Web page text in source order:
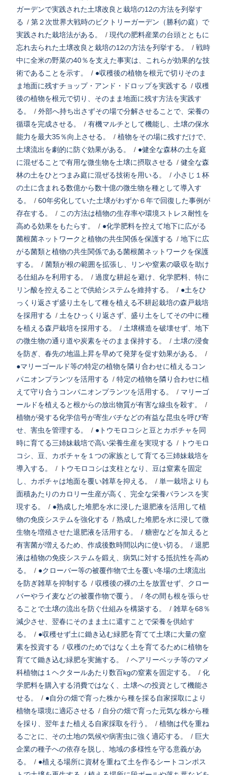
ガーデンで実践された土壌改良と栽培の12の方法を列挙す
る / 第２次世界大戦時のビクトリーガーデン（勝利の庭）で
実践された栽培法がある。
/ 現代の肥料産業の台頭とともに
忘れ去られた土壌改良と栽培の12の方法を列挙する。
/ 戦時
中に全米の野菜の40％を支えた事実は、これらが効果的な技
術であることを示す。
/ ●収穫後の植物を根元で切りそのま
ま地面に残すチョップ・アンド・ドロップを実践する / 収穫
後の植物を根元で切り、そのまま地面に残す方法を実践す
る。
/ 外部へ持ち出さずその場で分解させることで、栄養の
循環を完成させる。
/ 有機マルチとして機能し、土壌の保水
能力を最大35％向上させる。
/ 植物をその場に残すだけで、
土壌流出を劇的に防ぐ効果がある。
/ ●健全な森林の土を庭
に混ぜることで有用な微生物を土壌に摂取させる / 健全な森
林の土をひとつまみ庭に混ぜる技術を用いる。
/ 小さじ１杯
の土に含まれる数億から数十億の微生物を種として導入す
る。
/ 60年劣化していた土壌がわずか６年で回復した事例が
存在する。
/ この方法は植物の生存率や環境ストレス耐性を
高める効果をもたらす。
/ ●化学肥料を控えて地下に広がる
菌根菌ネットワークと植物の共生関係を保護する / 地下に広
がる菌類と植物の共生関係である菌根菌ネットワークを保護
する。
/ 菌類が根の範囲を拡張し、リンや窒素の吸収を助け
る仕組みを利用する。
/ 過度な耕起を避け、化学肥料、特に
リン酸を控えることで供給システムを維持する。
/ ●土をひ
っくり返さず盛り土をして種を植える不耕起栽培の森戸栽培
を採用する / 土をひっくり返さず、盛り土をしてその中に種
を植える森戸栽培を採用する。
/ 土壌構造を破壊せず、地下
の微生物の通り道や炭素をそのまま保持する。
/ 土壌の浸食
を防ぎ、春先の地温上昇を早めて発芽を促す効果がある。
/
●マリーゴールド等の特定の植物を隣り合わせに植えるコン
パニオンプランツを活用する / 特定の植物を隣り合わせに植
えて守り合うコンパニオンプランツを活用する。
/ マリーゴ
ールドを植えると根からの放出物質が有害な線虫を殺す。
/
植物が発する化学信号が寄生バチなどの有益な昆虫を呼び寄
せ、害虫を管理する。
/ ●トウモロコシと豆とカボチャを同
時に育てる三姉妹栽培で高い栄養生産を実現する / トウモロ
コシ、豆、カボチャを１つの家族として育てる三姉妹栽培を
導入する。
/ トウモロコシは支柱となり、豆は窒素を固定
し、カボチャは地面を覆い雑草を抑える。
/ 単一栽培よりも
面積あたりのカロリー生産が高く、完全な栄養バランスを実
現する。
/ ●熟成した堆肥を水に浸した退肥液を活用して植
物の免疫システムを強化する / 熟成した堆肥を水に浸して微
生物を増殖させた退肥液を活用する。
/ 糖密などを加えると
有害菌が増えるため、作成後数時間以内に使い切る。
/ 退肥
液は植物の免疫システムを鍛え、病気に対する抵抗性を高め
る。
/ ●クローバー等の被覆作物で土を覆い冬場の土壌流出
を防ぎ雑草を抑制する / 収穫後の裸の土を放置せず、クロー
バーやライ麦などの被覆作物で覆う。
/ 冬の間も根を張らせ
ることで土壌の流出を防ぐ仕組みを構築する。
/ 雑草を68％
減少させ、翌春にそのまま土に還すことで栄養を供給す
る。
/ ●収穫せず土に鋤き込む緑肥を育てて土壌に大量の窒
素を投資する / 収穫のためではなく土を育てるために植物を
育てて鋤き込む緑肥を実施する。
/ ヘアリーベッチ等のマメ
科植物は１ヘクタールあたり数百kgの窒素を固定する。
/ 化
学肥料を購入する消費ではなく、土壌への投資として機能さ
せる。
/ ●自分の畑で育った株から種を採る自家採取により
植物を環境に適応させる / 自分の畑で育った元気な株から種
を採り、翌年また植える自家採取を行う。
/ 植物は代を重ね
るごとに、その土地の気候や病害虫に強く適応する。
/ 巨大
企業の種子への依存を脱し、地域の多様性を守る意義があ
る。
/ ●植える場所に資材を重ねて土を作るシートコンポス